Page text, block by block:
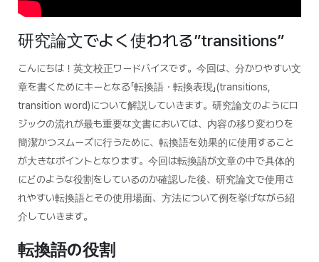
研究論文でよく使われる”transitions”
こんにちは！英文校正ワードバイスです。今回は、分かりやすい文
章を書くためにキーとなる「転換語・転換表現」(transitions,
transition word)について解説していきます。研究論文のようにロ
ジックの流れが最も重要な文書においては、内容の移り変わりを
簡潔かつスムーズに行うために、転換語を効果的に使用すること
が大きなポイントとなります。今回は転換語が文章の中で具体的
にどのような役割をしているのか確認した後、研究論文で使用さ
れやすい転換語とその使用場面、方法について例を挙げながら紹
介していきます。
転換語の役割